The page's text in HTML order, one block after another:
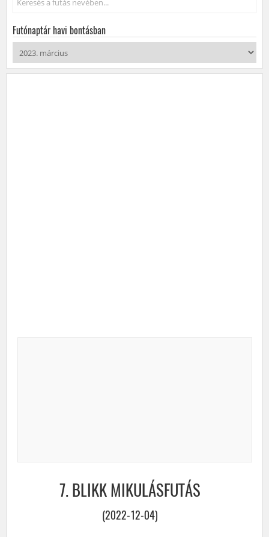
Futónaptár havi bontásban
7. BLIKK MIKULÁSFUTÁS
(2022-12-04)